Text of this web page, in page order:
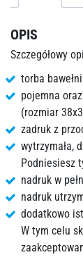
OPIS
Szczegółowy
torba
pojemna
(rozmiar
zadruk z
wytrzymała,
Podniesiesz
nadruk w
nadruk
dodatkowo
W tym celu